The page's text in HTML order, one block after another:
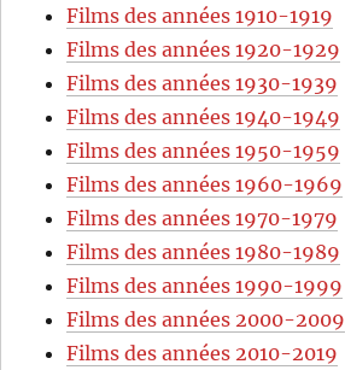
Films des années 1910-1919
Films des années 1920-1929
Films des années 1930-1939
Films des années 1940-1949
Films des années 1950-1959
Films des années 1960-1969
Films des années 1970-1979
Films des années 1980-1989
Films des années 1990-1999
Films des années 2000-2009
Films des années 2010-2019